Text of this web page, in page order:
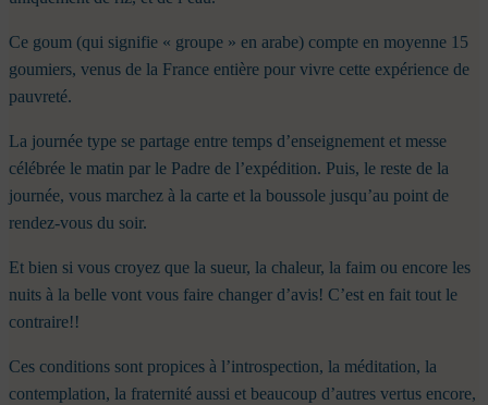
Ce goum (qui signifie « groupe » en arabe) compte en moyenne 15
goumiers, venus de la France entière pour vivre cette expérience de
pauvreté.
La journée type se partage entre temps d’enseignement et messe
célébrée le matin par le Padre de l’expédition. Puis, le reste de la
journée, vous marchez à la carte et la boussole jusqu’au point de
rendez-vous du soir.
Et bien si vous croyez que la sueur, la chaleur, la faim ou encore les
nuits à la belle vont vous faire changer d’avis! C’est en fait tout le
contraire!!
Ces conditions sont propices à l’introspection, la méditation, la
contemplation, la fraternité aussi et beaucoup d’autres vertus encore,